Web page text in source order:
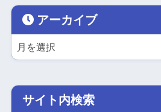
アーカイブ
サイト内検索